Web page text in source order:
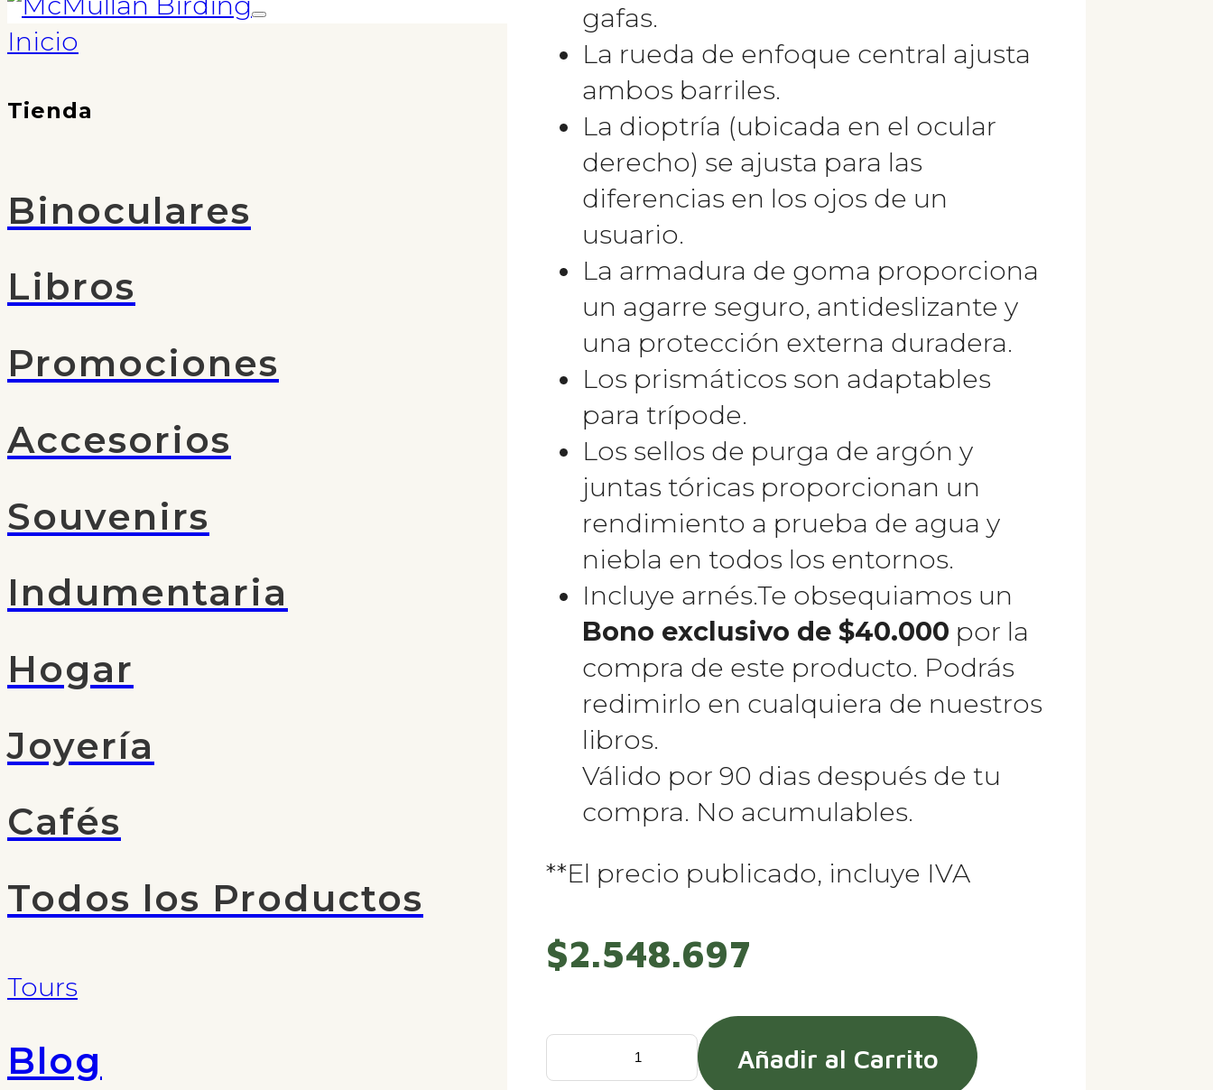
Inicio
Tienda
Binoculares
Libros
Promociones
Accesorios
Souvenirs
Indumentaria
Hogar
Joyería
Cafés
Todos los Productos
Tours
Blog
gafas.
La rueda de enfoque central ajusta
ambos barriles.
La dioptría (ubicada en el ocular
derecho) se ajusta para las
diferencias en los ojos de un
usuario.
La armadura de goma proporciona
un agarre seguro, antideslizante y
una protección externa duradera.
Los prismáticos son adaptables
para trípode.
Los sellos de purga de argón y
juntas tóricas proporcionan un
rendimiento a prueba de agua y
niebla en todos los entornos.
Incluye arnés.Te obsequiamos un
Bono exclusivo de $40.000 por la
compra de este producto. Podrás
redimirlo en cualquiera de nuestros
libros.
Válido por 90 dias después de tu
compra. No acumulables.
**El precio publicado, incluye IVA
$2.548.697
Binoculares
Añadir al Carrito